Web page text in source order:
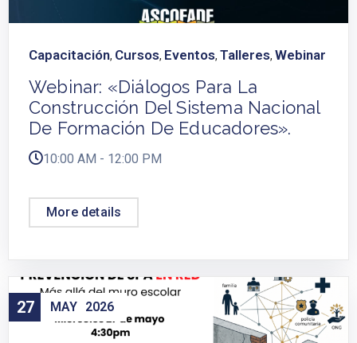
Capacitación, Cursos, Eventos, Talleres, Webinar
Webinar: «Diálogos Para La
Construcción Del Sistema Nacional
De Formación De Educadores».
10:00 AM - 12:00 PM
More details
27 MAY 2026